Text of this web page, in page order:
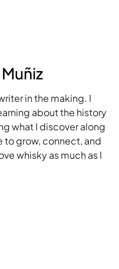
in the making. I
about the history
what I discover along
to grow, connect, and
whisky as much as I